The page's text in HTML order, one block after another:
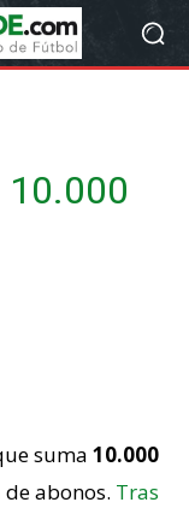
10.000
suma 10.000
abonos. Tras